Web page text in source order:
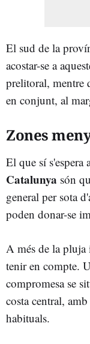
El sud de la
acostar-se a
prelitoral, mentre
en conjunt, al
Zones
El que sí
Catalunya són
general per sota
poden donar-se
A més de la pluja
tenir en compte.
compromesa se
costa central,
habituals.